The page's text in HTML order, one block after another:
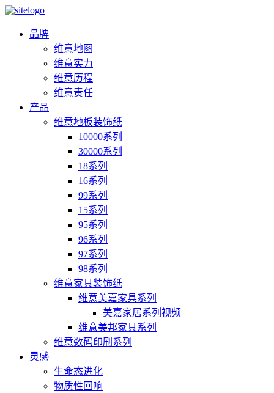
品牌
维意地图
维意实力
维意历程
维意责任
产品
维意地板装饰纸
10000系列
30000系列
18系列
16系列
99系列
15系列
95系列
96系列
97系列
98系列
维意家具装饰纸
维意美嘉家具系列
美嘉家居系列视频
维意美邦家具系列
维意数码印刷系列
灵感
生命态进化
物质性回响